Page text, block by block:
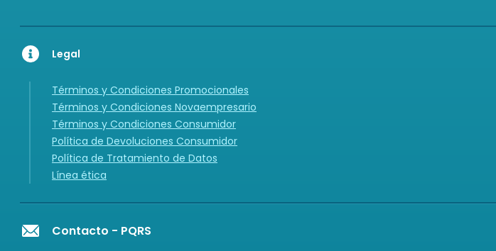
Legal
Términos y Condiciones Promocionales
Términos y Condiciones Novaempresario
Términos y Condiciones Consumidor
Política de Devoluciones Consumidor
Política de Tratamiento de Datos
Línea ética
Contacto - PQRS